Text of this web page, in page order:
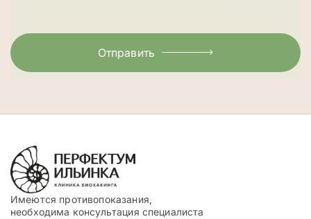
Отправить
Имеются противопоказания,
необходима консультация специалиста